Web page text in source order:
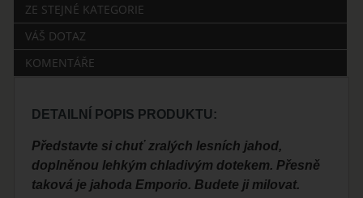
ZE STEJNÉ KATEGORIE
VÁŠ DOTAZ
KOMENTÁŘE
DETAILNÍ POPIS PRODUKTU:
Představte si chuť zralých lesních jahod,
doplněnou lehkým chladivým dotekem. Přesně
taková je jahoda Emporio. Budete ji milovat.